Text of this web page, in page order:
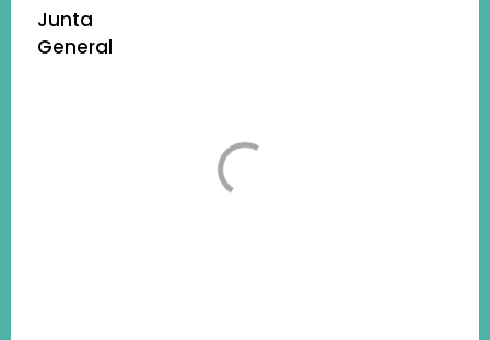
Junta
General